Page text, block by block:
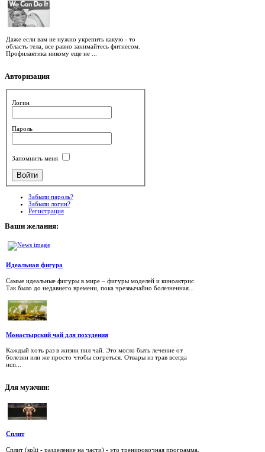
Даже если вам не нужно укрепить какую - то
область тела, все равно занимайтесь фитнесом.
Профилактика никому еще не ...
Авторизация
Логин
Пароль
Запомнить меня
Забыли пароль?
Забыли логин?
Регистрация
Ваши желания:
Идеальная фигура
Самые идеальные фигуры в мире – фигуры моделей и киноактрис.
Так было до недавнего времени, пока чрезвычайно болезненная...
Монастырский чай для похудения
Каждый хоть раз в жизни пил чай. Это могло быть лечение от
болезни или же просто чтобы согреться. Отвары из трав всегда
исп...
Для мужчин:
Сплит
Сплит (split - разделение на части) - это тренировочная программа,